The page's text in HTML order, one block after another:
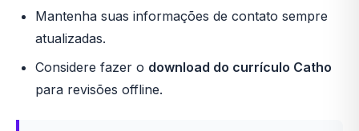
Mantenha suas informações de contato sempre
atualizadas.
Considere fazer o download do currículo Catho
para revisões offline.